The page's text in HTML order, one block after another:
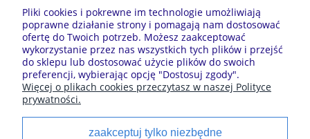
Sklep z piżamami Kraina Piżam | Plac Zwycięstwa 7, 28-
100 Busko-Zdrój | E-mail: krainapizam@gmail.com | Tel.
602 809 945 | NIP: 6551814701 | REGON: 528344498
Polecane kategorie
Pliki cookies i pokrewne im technologie umożliwiają
poprawne działanie strony i pomagają nam dostosować
ofertę do Twoich potrzeb. Możesz zaakceptować
wykorzystanie przez nas wszystkich tych plików i przejść
do sklepu lub dostosować użycie plików do swoich
preferencji, wybierając opcję "Dostosuj zgody".
Więcej o plikach cookies przeczytasz w naszej Polityce
prywatności.
zaakceptuj tylko niezbędne